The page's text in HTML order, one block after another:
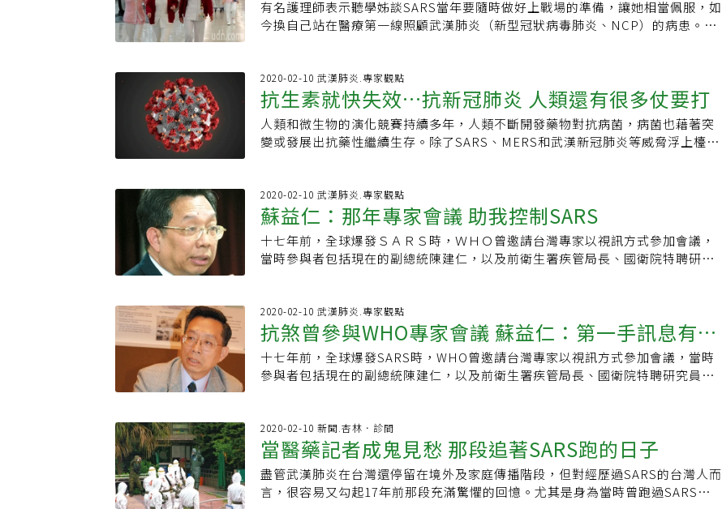
了巨大貢獻，如果以其病的主要發源地稱呼，烏腳病也可稱為「台灣腳」，但如
果當年真的這樣命名，台灣人又作何感想？陸「我不是病毒」行動藝術 贏得歐洲
寫著「我不是病毒，我是人類，不要對我有歧視」，一開始人們只是佇足，其後
有人上前擁抱，最後有人將他的眼罩撤掉，並為他摘下口罩。這個行為藝術想要
傳達的就是，人們可以恐懼病毒，但不應將病毒與某一個群體的人結合起來，然
後以此歧視他們。武漢只是此次傳染病的發生地，用「武漢肺炎」表述這個疾
病，不是歧視，難道還有別的可能嗎？
等院，上周陸續啟動入院要刷健保卡的門禁管制措施，以確認旅遊史。實施一周
來，發現有不少陪患者就診的家屬近日內有中港澳旅遊史，不僅頻到醫院陪診，
親人、也害了大家」；還有從大陸返台者為探病，竟拿家人的無照片健保卡想矇
混過去，因為沒照片，醫護人員再向他要身分證，才發現不是本人的健保卡。高
榮副院長鄭錦翔表示，對於有中港澳旅遊史的陪診家屬，經勸說後，會改由志工
陪患者入院就醫；但他也坦言，如果家屬刻意隱瞞、或持他人健保卡，防不勝
院拿藥的張先生則認為「小心點還是好」。●記取SARS教訓 高雄長庚高規格防
疫17年前曾因SARS入侵導致封院的高雄長庚醫院，面對來勢洶洶的新冠肺炎，採
取最高規格防疫手段，是國內最先執行刷健保卡確認旅遊史的醫院。高雄長庚副
院長林孟志表示，最近第15例到18例確診者都是家族個案，可見除生病的人確
診，身旁的人不一定沒問題，未採檢前能倚靠的還是旅遊史篩檢；但仍有少數民
險，建議基層診所應比照大醫院，全面要求到院民眾都刷健保卡確認旅旋史，可
以做更好防範。●隔離期間需人幫忙 地方政府擬法子隱瞞旅遊史主要是怕被隔
離，台南市衛生局表示，很多人因為各種理由在居家隔離或檢疫中「偷跑」，事
實上，如果有就醫需求或有不得不離家的理由，例如單親要帶孩子就醫等，可以
家者的情況，如果真的找不到幫手，可以給予各項協助，幫忙協調、幫忙找人，
如果真的沒有親戚朋友可以幫忙，也可以出動志工協助。現代家庭人口少，居家
者可能臨時有事處理，但又找不到人幫忙，怎麼辦？高雄市衛生局長林立人表
示，市府衛政、社政與民政單位已擬好處理程序，除吃飯、垃圾清運等協助，若
本人或家屬有就醫需求，衛生局也可派車代為接送，並協調醫院提供快速取藥窗
只比先生咳嗽早一天。新冠肺炎 更早就具感染性何美鄉分析，如果台灣的第五例
發病後才具感染性，她先生卻隔天就發病，那代表新冠肺炎只有一天的潛伏期。
防日本「共同社」報導，日本北海道大學教授西浦博研究團隊分析六個國家共52
個人傳人感染個案，發現新冠肺炎平均潛伏期為五天，但至少有一半的患者是被
未出現症狀、還在潛伏期患者所傳染。西浦博認為這種傳染模式太難防堵，是目
前疫情快速散播的重要原因。何美鄉表示，新冠肺炎的傳染太隱形了，不像SARS
幾乎都在醫院裡面感染，接觸者有多少、時間多短多長，都可以算得很清楚。隔
無法透過隔離控制，只能靠每個民眾落實防疫作為。何美鄉說，從流感病例數變
化，可間接了解民眾的個人防護有沒有起作用，因為除了未經證實的空氣傳染理
論，流感和新冠肺炎的預防方式，其實是完全一樣的。如果未來14天內，流感病
例能大幅下降，代表目前各級單位所宣導的、民眾落實的防疫作為，都是很有效
抽血兩次，透過血中抗體偵測到無症狀感染者。這批台商無其他人感染，代表在
機上戴口罩等防疫作為是有效的。
ＲＳ。因此，自新冠肺炎發生後，我個人即一直在關心此病毒的傳遞方式，及與
ＳＡＲＳ的不發燒不傳染是否相似的問題。雖然在過去一個月，經由媒體報導得
人，經由上海的一位無症狀指標案例得到感染，而首度證實此一防疫上的關鍵資
訊。九日，台灣證實第十八位確診案例也是一個無症狀的感染者，他是隨父母及
兄長（台灣第十五、十六及十七確診案例）經香港轉機至義大利旅遊，其間並無
症狀，回國後在接觸者篩檢時，證實為病毒陽性，且有高病毒量。無症狀感染者
可以經由上呼吸道或糞口傳染他人，進而造成來源不明的病情或社區感染，使新
冠肺炎的防疫雪上加霜，困難性及複雜度大增，社會大眾將有敵人不知在何方的
恐懼，尤其在捷運等大眾運輸工具上尤然。在流行病學上我們還不知道這些無症
狀感染者所占比率有多少，其病程的演變又會如何，這些資訊有必要由未來的文
獻發表及世衛的專家會議來澄清。如果所占比例過高，或類似流行性感冒病毒傳
戰性，無法以個人自主管理來執行，而必須更嚴格地執行十四天的檢疫隔離。因
此，面對中國大陸的全境疫情，台灣是否應維持目前的五大城市對飛政策，是必
須再思考的問題。
健康
有名護理師表示聽學姊談SARS當年要隨時做好上戰場的準備，讓她相當佩服，如
今換自己站在醫療第一線照顧武漢肺炎（新型冠狀病毒肺炎、NCP）的病患。但
SARS爆發時，她還只是名護專四年級的學生，而今聽著資深學姊談起當年隨時都
會被通知進隔離病房照顧病患，但即便害怕進去之後就再也沒機會出來，且當時
家裡有小孩和家人需要照顧，也要做好上戰場的心理準備，讓她聽了好心酸又感
動。這名護理師提到，如今站在醫療第一線，要她放棄家人和小孩去照顧一群陌
生人，她坦言，「我內心是不願意的，做好事應該，沒做好被罵是活該」不過她
防疫人員都是同樣的心情」。護理師表示，台灣醫護人員本就缺乏，加上負壓隔
離病房又需要一對一的呼吸治療師、醫師及護理師照顧，更需要加倍的人力，因
此我們必須量力而為，而她也向在疫區的國人說，「當第一線的醫護病倒了，台
灣也就跟著淪陷，我們願意守護你們，但也請你們捍衛我們的健康」。
2020-02-10 武漢肺炎.專家觀點
抗生素就快失效…抗新冠肺炎 人類還有很多仗要打
人類和微生物的演化競賽持續多年，人類不斷開發藥物對抗病菌，病菌也藉著突
變或發展出抗藥性繼續生存。除了SARS、MERS和武漢新冠肺炎等威脅浮上檯面
報導，在人類和微生物的演化競賽中，微生物正捲土重來。我們固然征服了天花
和小兒麻痺等疾病，全球傳染病死亡人數也正在下降，但世界衛生組織指出，自
1970年來，已發現超過1500種新病原體，「21世紀的疫情傳播更快、更遠，先前
只限於某些地區的疫情，現在可以非常快速地變成全球疫情」。一地防疫漏洞 全
球門戶洞開中國大陸南方廣東省2002年出現了名為SARS的空氣傳播疾病，隨後
炎疫情的2019年新型冠狀病毒是SARS病毒近親，在約5星期內傳到4個洲。除了
新疾病浮上檯面之外，還有霍亂、鼠疫和黃熱病等舊的傳染病經常爆發。更糟的
是，由於傳染病的病菌抗藥性提升，尤其是結核菌，上世紀徹底革新醫療保健的
抗生素逐漸失去效用。挪威奧斯陸流行病防範創新聯盟（CEPI）執行長海契特表
久事實上，隨著更大程度的資訊共享和改良的基因測序技術，世界確實有所進
步。世界缺乏的是長期關注。每次新疫情爆發，都會引發全球抗疫的決心，但疫
情趨緩之後，人們就開始懈怠。人類還沒為真正的疾病大流行做好準備，比方
說，假如致命的禽流感病毒發生變異，更容易人傳人。微軟共同創辦人蓋茲的基
金會花費大量資金開發疫苗和藥物，對抗新型病毒，並承諾提供高達1億美元（約
2020-02-10 武漢肺炎.專家觀點
蘇益仁：那年專家會議 助我控制SARS
十七年前，全球爆發ＳＡＲＳ時，ＷＨＯ曾邀請台灣專家以視訊方式參加會議，
當時參與者包括現在的副總統陳建仁，以及前衛生署疾管局長、國衛院特聘研究
其他國家相比，台灣在新冠肺炎防疫上面臨更大挑戰，因為多年來台灣因中國政
府阻礙而無法加入ＷＨＯ，常被排除在許多防疫專家會議之外。他也說，作為Ｓ
ＡＲＳ期間台灣的疾管局長，親身體驗到政治與外交博弈對防疫工作造成的阻
礙，遺憾的是，在此次處理肺炎疫情，阻礙依然存在。蘇益仁回想，ＳＡＲＳ在
中國廣東佛山首發，二○○三年三月底在香港爆發，香港大學及美國疾管署證實
無疫區旅遊史，未被列為ＳＡＲＳ病例，也未受隔離。後來，這位病例導致和平
醫院嚴重疫情及封院。當時蘇益仁任疾管局昆陽實驗室首席科學家，已由實驗室
確認該婦女診斷，但有關部門仍認為應依世衛定義處理，這件事至今仍讓他耿耿
於懷。另外，也因為台灣的防疫專家未能參與ＷＨＯ會議，四月中ＳＡＲＳ定義
2020-02-10 武漢肺炎.專家觀點
抗煞曾參與WHO專家會議 蘇益仁：第一手訊息有助
防疫
十七年前，全球爆發SARS時，WHO曾邀請台灣專家以視訊方式參加會議，當時
參與者包括現在的副總統陳建仁，以及前衛生署疾管局長、國衛院特聘研究員蘇
他國家相比，台灣在武漢肺炎防疫上面臨更大挑戰，因為多年來台灣因中國政府
阻礙而無法加入WHO，常被排除在許多防疫專家會議之外。他也說，作為SARS
期間台灣的疾管局長，親身體驗到政治與外交博弈對防疫工作造成的阻礙，遺憾
的是，在此次處理肺炎疫情，阻礙依然存在。蘇益仁回想，SARS在中國廣東佛山
首發，二○○三年三月底在香港暴發，雖然當時香港大學及美國疾管署已證實
2020-02-10 新聞.杏林．診間
當醫藥記者成鬼見愁 那段追著SARS跑的日子
盡管武漢肺炎在台灣還停留在境外及家庭傳播階段，但對經歷過SARS的台灣人而
言，很容易又勾起17年前那段充滿驚懼的回憶。尤其是身為當時曾跑過SARS新聞